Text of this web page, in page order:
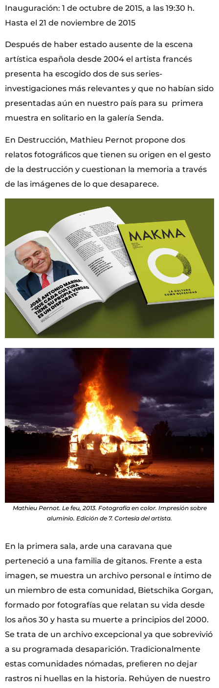
Inauguración: 1 de octubre de 2015, a las 19:30 h.
Hasta el 21 de noviembre de 2015
Después de haber estado ausente de la escena
artística española desde 2004 el artista francés
presenta ha escogido dos de sus series-
investigaciones más relevantes y que no habían sido
presentadas aún en nuestro país para su primera
muestra en solitario en la galería Senda.
En Destrucción, Mathieu Pernot propone dos
relatos fotográﬁcos que tienen su origen en el gesto
de la destrucción y cuestionan la memoria a través
de las imágenes de lo que desaparece.
Mathieu Pernot. Le feu, 2013. Fotografía en color. Impresión sobre
aluminio. Edición de 7. Cortesía del artista.
En la primera sala, arde una caravana que
perteneció a una familia de gitanos. Frente a esta
imagen, se muestra un archivo personal e íntimo de
un miembro de esta comunidad, Bietschika Gorgan,
formado por fotografías que relatan su vida desde
los años 30 y hasta su muerte a principios del 2000.
Se trata de un archivo excepcional ya que sobrevivió
a su programada desaparición. Tradicionalmente
estas comunidades nómadas, preﬁeren no dejar
rastros ni huellas en la historia. Rehúyen de nuestro